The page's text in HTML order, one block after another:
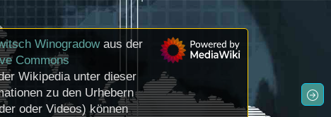
Winogradowaus der
Commons
Wikipedia unter dieser
zu den Urhebern
oder Videos) können